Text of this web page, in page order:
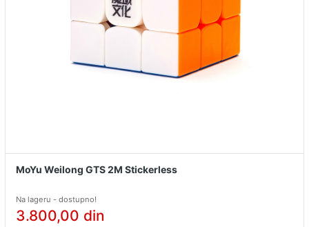
MoYu Weilong GTS 2M Stickerless
Na lageru - dostupno!
3.800,00 din